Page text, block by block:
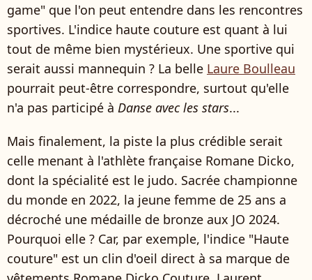
game" que l'on peut entendre dans les rencontres
sportives. L'indice haute couture est quant à lui
tout de même bien mystérieux. Une sportive qui
serait aussi mannequin ? La belle Laure Boulleau
pourrait peut-être correspondre, surtout qu'elle
n'a pas participé à Danse avec les stars...
Mais finalement, la piste la plus crédible serait
celle menant à l'athlète française Romane Dicko,
dont la spécialité est le judo. Sacrée championne
du monde en 2022, la jeune femme de 25 ans a
décroché une médaille de bronze aux JO 2024.
Pourquoi elle ? Car, par exemple, l'indice "Haute
couture" est un clin d'oeil direct à sa marque de